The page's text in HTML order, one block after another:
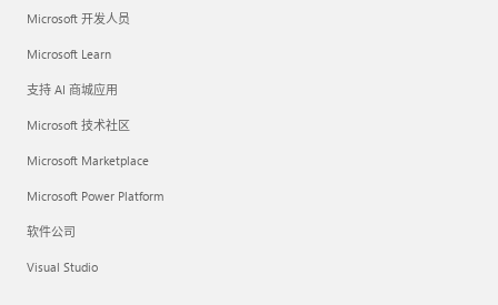
Microsoft 开发人员
Microsoft Learn
支持 AI 商城应用
Microsoft 技术社区
Microsoft Marketplace
Microsoft Power Platform
软件公司
Visual Studio